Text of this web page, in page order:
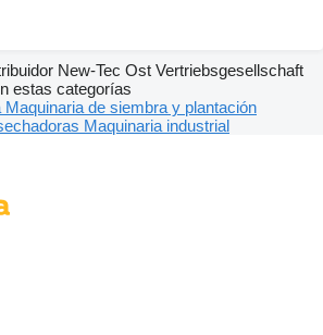
New-Tec Ost Vertriebsgesellschaft
estas categorías
Maquinaria de siembra y plantación
Maquinaria industrial